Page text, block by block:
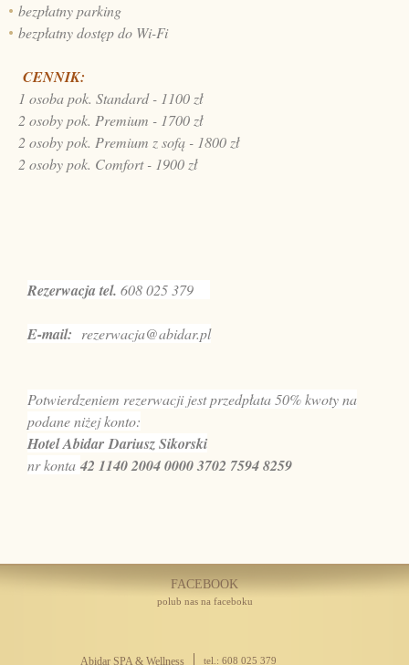
bezpłatny parking
bezpłatny dostęp do Wi-Fi
CENNIK:
1 osoba pok. Standard - 1100 zł
2 osoby pok. Premium - 1700 zł
2 osoby pok. Premium z sofą - 1800 zł
2 osoby pok. Comfort - 1900 zł
Rezerwacja tel. 608 025 379
E-mail: rezerwacja@abidar.pl
Potwierdzeniem rezerwacji jest przedpłata 50% kwoty na
podane niżej konto:
Hotel Abidar Dariusz Sikorski
nr konta 42 1140 2004 0000 3702 7594 8259
FACEBOOK
polub nas na faceboku
Abidar SPA & Wellness tel.: 608 025 379